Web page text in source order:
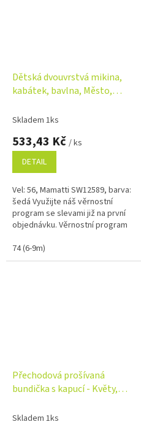
Dětská dvouvrstvá mikina,
kabátek, bavlna, Město,
Skladem 1ks
533,43 Kč / ks
DETAIL
Vel: 56, Mamatti SW12589, barva:
šedá Využijte náš věrnostní
program se slevami již na první
objednávku. Věrnostní program
74 (6-9m)
Přechodová prošívaná
bundička s kapucí - Květy,
Skladem 1ks